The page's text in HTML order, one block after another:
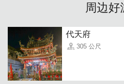
周边好
代天府
305 公尺